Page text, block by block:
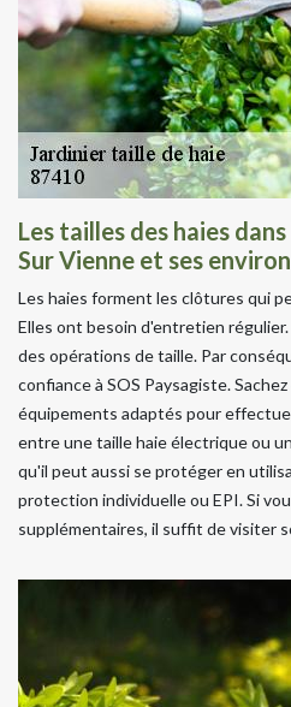
Les tailles des haies
Sur Vienne et ses
Les haies forment les clôtures qui
Elles ont besoin d'entretien
des opérations de taille. Par
confiance à SOS Paysagiste.
équipements adaptés pour
entre une taille haie électrique ou
qu'il peut aussi se protéger en
protection individuelle ou EPI. Si
supplémentaires, il suffit de visiter